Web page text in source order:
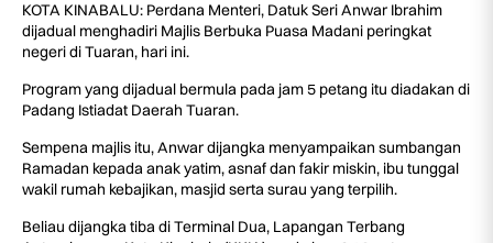
KOTA KINABALU: Perdana Menteri, Datuk Seri Anwar Ibrahim
dijadual menghadiri Majlis Berbuka Puasa Madani peringkat
negeri di Tuaran, hari ini.
Program yang dijadual bermula pada jam 5 petang itu diadakan di
Padang Istiadat Daerah Tuaran.
Sempena majlis itu, Anwar dijangka menyampaikan sumbangan
Ramadan kepada anak yatim, asnaf dan fakir miskin, ibu tunggal
wakil rumah kebajikan, masjid serta surau yang terpilih.
Beliau dijangka tiba di Terminal Dua, Lapangan Terbang